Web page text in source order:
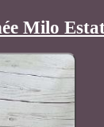
Milo